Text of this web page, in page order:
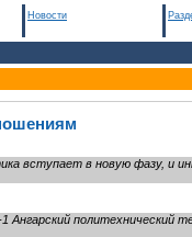
Новости
вступает в новую фазу, и
политехнический